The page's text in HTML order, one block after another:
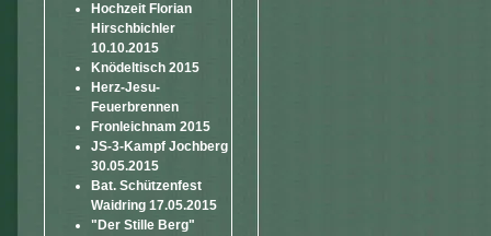
Hochzeit Florian
Hirschbichler
10.10.2015
Knödeltisch 2015
Herz-Jesu-
Feuerbrennen
Fronleichnam 2015
JS-3-Kampf Jochberg
30.05.2015
Bat. Schützenfest
Waidring 17.05.2015
"Der Stille Berg"